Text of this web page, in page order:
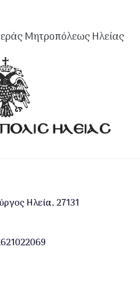
Μητροπόλεως Ηλείας
Ηλεία, 27131